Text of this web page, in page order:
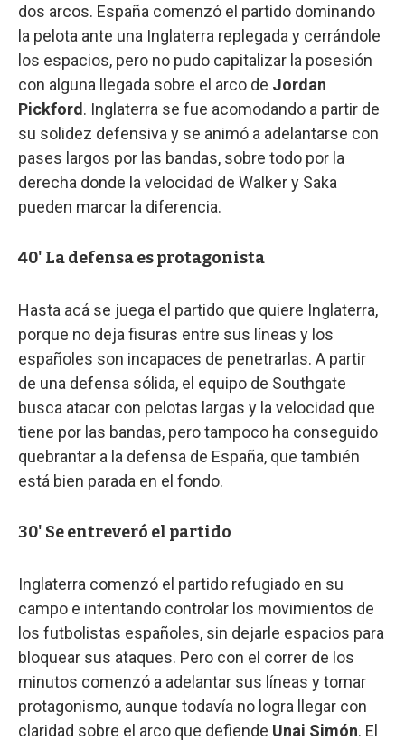
dos arcos. España comenzó el partido dominando
la pelota ante una Inglaterra replegada y cerrándole
los espacios, pero no pudo capitalizar la posesión
con alguna llegada sobre el arco de Jordan
Pickford . Inglaterra se fue acomodando a partir de
su solidez defensiva y se animó a adelantarse con
pases largos por las bandas, sobre todo por la
derecha donde la velocidad de Walker y Saka
pueden marcar la diferencia.
40' La defensa es protagonista
Hasta acá se juega el partido que quiere Inglaterra,
porque no deja fisuras entre sus líneas y los
españoles son incapaces de penetrarlas. A partir
de una defensa sólida, el equipo de Southgate
busca atacar con pelotas largas y la velocidad que
tiene por las bandas, pero tampoco ha conseguido
quebrantar a la defensa de España, que también
está bien parada en el fondo.
30' Se entreveró el partido
Inglaterra comenzó el partido refugiado en su
campo e intentando controlar los movimientos de
los futbolistas españoles, sin dejarle espacios para
bloquear sus ataques. Pero con el correr de los
minutos comenzó a adelantar sus líneas y tomar
protagonismo, aunque todavía no logra llegar con
claridad sobre el arco que defiende Unai Simón. El